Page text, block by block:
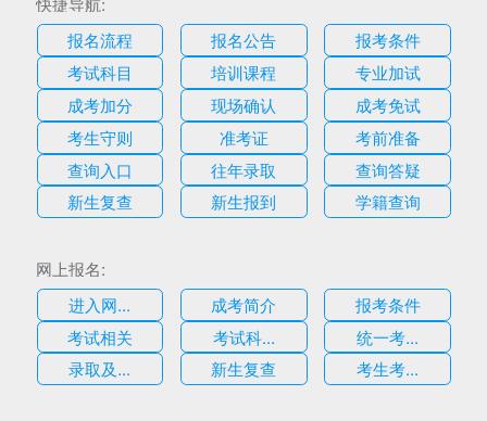
报名流程
报名公告
报考条件
考试科目
培训课程
专业加试
成考加分
现场确认
成考免试
考生守则
准考证
考前准备
查询入口
往年录取
查询答疑
新生复查
新生报到 学籍查询
网上报名:
进入网...
成考简介
报考条件
考试相关
考试科...
统一考...
录取及...
新生复查 考生考...